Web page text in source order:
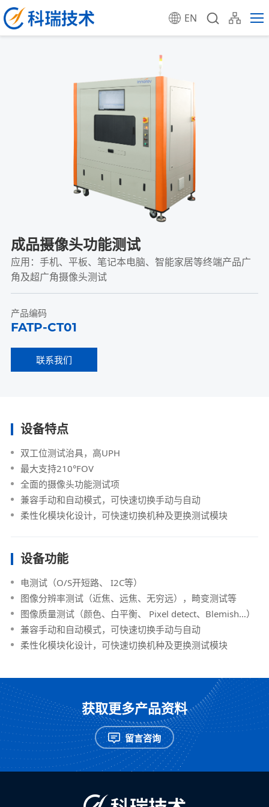
EN
成品摄像头功能测试
应用：手机、平板、笔记本电脑、智能家居等终端产品广
角及超广角摄像头测试
产品编码
FATP-CT01
联系我们
设备特点
双工位测试治具，高UPH
最大支持210°FOV
全面的摄像头功能测试项
兼容手动和自动模式，可快速切换手动与自动
柔性化模块化设计，可快速切换机种及更换测试模块
设备功能
电测试（O/S开短路、 I2C等）
图像分辨率测试（近焦、远焦、无穷远），畸变测试等
图像质量测试（颜色、白平衡、 Pixel detect、Blemish…）
兼容手动和自动模式，可快速切换手动与自动
柔性化模块化设计，可快速切换机种及更换测试模块
获取更多产品资料
留言咨询